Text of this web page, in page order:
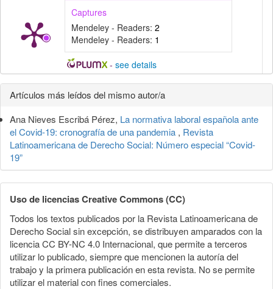
Captures
Mendeley - Readers: 2
Mendeley - Readers: 1
- see details
Detalles
del
artículo
Artículos más leídos del mismo autor/a
Ana Nieves Escribá Pérez, La normativa laboral española ante
el Covid-19: cronografía de una pandemia , Revista
Latinoamericana de Derecho Social: Número especial “Covid-
19”
Uso de licencias Creative Commons (CC)
Todos los textos publicados por la Revista Latinoamericana de
Derecho Social sin excepción, se distribuyen amparados con la
licencia CC BY-NC 4.0 Internacional, que permite a terceros
utilizar lo publicado, siempre que mencionen la autoría del
trabajo y la primera publicación en esta revista. No se permite
utilizar el material con fines comerciales.